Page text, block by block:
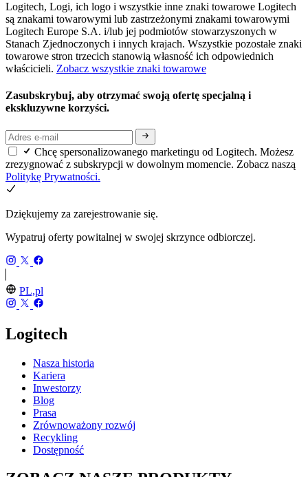
Logitech, Logi, ich logo i wszystkie inne znaki towarowe Logitech
są znakami towarowymi lub zastrzeżonymi znakami towarowymi
Logitech Europe S.A. i/lub jej podmiotów stowarzyszonych w
Stanach Zjednoczonych i innych krajach. Wszystkie pozostałe znaki
towarowe stron trzecich stanowią własność ich odpowiednich
właścicieli. Zobacz wszystkie znaki towarowe
Zasubskrybuj, aby otrzymać swoją ofertę specjalną i
ekskluzywne korzyści.
Chcę spersonalizowanego marketingu od Logitech. Możesz
zrezygnować z subskrypcji w dowolnym momencie. Zobacz naszą
Politykę Prywatności.
Dziękujemy za zarejestrowanie się.
Wypatruj oferty powitalnej w swojej skrzynce odbiorczej.
PL,pl
Logitech
Nasza historia
Kariera
Inwestorzy
Blog
Prasa
Zrównoważony rozwój
Recykling
Dostępność